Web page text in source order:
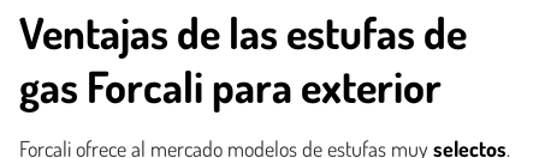
Ventajas de las estufas de
gas Forcali para exterior
Forcali ofrece al mercado modelos de estufas muy selectos.